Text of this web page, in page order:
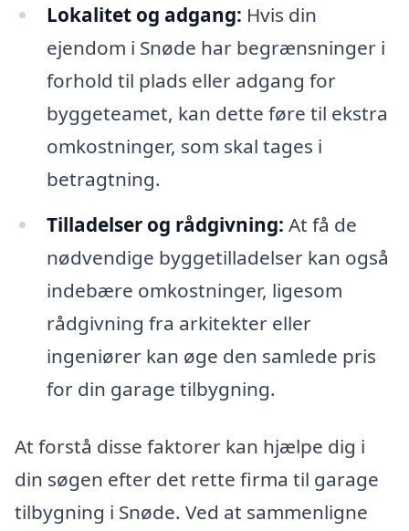
Lokalitet og adgang: Hvis din
ejendom i Snøde har begrænsninger i
forhold til plads eller adgang for
byggeteamet, kan dette føre til ekstra
omkostninger, som skal tages i
betragtning.
Tilladelser og rådgivning: At få de
nødvendige byggetilladelser kan også
indebære omkostninger, ligesom
rådgivning fra arkitekter eller
ingeniører kan øge den samlede pris
for din garage tilbygning.
At forstå disse faktorer kan hjælpe dig i
din søgen efter det rette firma til garage
tilbygning i Snøde. Ved at sammenligne